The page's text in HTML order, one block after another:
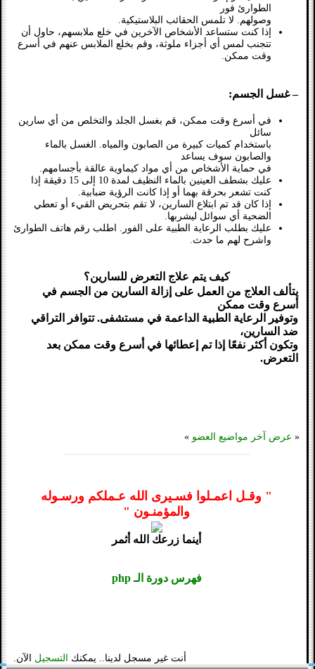
الطوارئ فور
وصولهم. لا تلمس الحقائب البلاستيكية.
إذا كنت ستساعد الأشخاص الآخرين في خلع ملابسهم، حاول أن
تتجنب لمس أي أجزاء ملوثة، وقم بخلع الملابس عنهم في أسرع
وقت ممكن.
– غسل الجسم:
في أسرع وقت ممكن، قم بغسل الجلد والتخلص من أي سارين
سائل
باستخدام كميات كبيرة من الصابون والمياه. الغسل بالماء
والصابون سوف يساعد
في حماية الأشخاص من أي مواد كيماوية عالقة بأجسامهم.
عليك بشطف العينين بالماء النظيف لمدة 10 إلى 15 دقيقة إذا
كنت تشعر بحرقة بهما أو إذا كانت الرؤية ضبابية.
إذا كان قد تم ابتلاع السارين، لا تقم بتحريض القيء أو تعطي
الضحية أي سوائل ليشربها.
عليك بطلب الرعاية الطبية على الفور. اطلب رقم هاتف الطوارئ
واشرح لهم ما حدث.
كيف يتم علاج التعرض للسارين؟
يتألف العلاج من العمل على إزالة السارين من الجسم في
أسرع وقت ممكن
وتوفير الرعاية الطبية الداعمة في مستشفى. تتوافر التراقي
ضد السارين،
وتكون أكثر نفعًا إذا تم إعطائها في أسرع وقت ممكن بعد
التعرض.
« عرض آخر مواضيع العضو »
" وقـل اعمـلوا فسـيرى الله عـملكم ورسـوله
والمؤمنـون "
أينما زرعك الله أثمر
فهرس دورة الـ php
أنت غير مسجل لدينا.. يمكنك التسجيل الآن.